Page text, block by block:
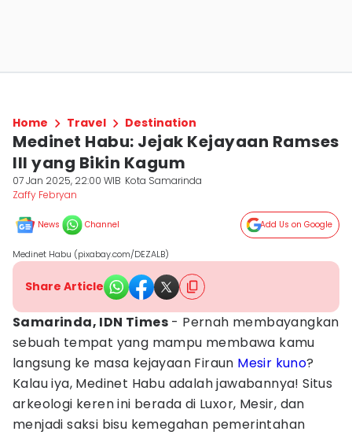
Home Travel Destination
Medinet Habu: Jejak Kejayaan Ramses
III yang Bikin Kagum
07 Jan 2025, 22:00 WIB Kota Samarinda
Zaffy Febryan
News Channel Add Us on Google
Medinet Habu (pixabay.com/DEZALB)
Share Article
Samarinda, IDN Times - Pernah membayangkan
sebuah tempat yang mampu membawa kamu
langsung ke masa kejayaan Firaun Mesir kuno?
Kalau iya, Medinet Habu adalah jawabannya! Situs
arkeologi keren ini berada di Luxor, Mesir, dan
menjadi saksi bisu kemegahan pemerintahan